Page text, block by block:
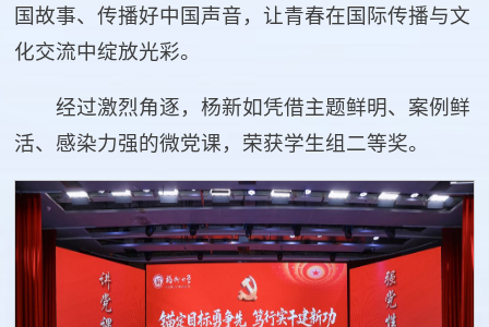
国故事、传播好中国声音，让青春在国际传播与文
化交流中绽放光彩。
经过激烈角逐，杨新如凭借主题鲜明、案例鲜
活、感染力强的微党课，荣获学生组二等奖。